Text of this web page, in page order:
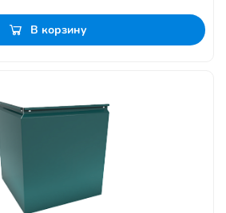
В корзину